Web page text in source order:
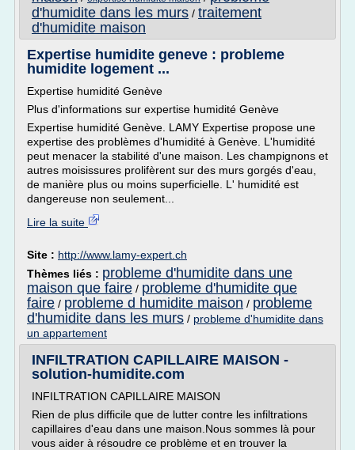
d'humidite dans les murs / traitement
d'humidite maison
Expertise humidite geneve : probleme
humidite logement ...
Expertise humidité Genève
Plus d'informations sur expertise humidité Genève
Expertise humidité Genève. LAMY Expertise propose une
expertise des problèmes d'humidité à Genève. L'humidité
peut menacer la stabilité d'une maison. Les champignons et
autres moisissures prolifèrent sur des murs gorgés d'eau,
de manière plus ou moins superficielle. L' humidité est
dangereuse non seulement...
Lire la suite
Site : http://www.lamy-expert.ch
Thèmes liés : probleme d'humidite dans une
maison que faire / probleme d'humidite que
faire / probleme d humidite maison / probleme
d'humidite dans les murs / probleme d'humidite dans
un appartement
INFILTRATION CAPILLAIRE MAISON -
solution-humidite.com
INFILTRATION CAPILLAIRE MAISON
Rien de plus difficile que de lutter contre les infiltrations
capillaires d'eau dans une maison.Nous sommes là pour
vous aider à résoudre ce problème et en trouver la